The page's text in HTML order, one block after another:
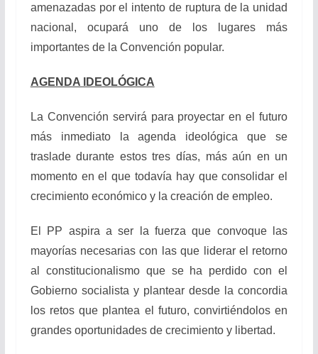
amenazadas por el intento de ruptura de la unidad
nacional, ocupará uno de los lugares más
importantes de la Convención popular.
AGENDA IDEOLÓGICA
La Convención servirá para proyectar en el futuro
más inmediato la agenda ideológica que se
traslade durante estos tres días, más aún en un
momento en el que todavía hay que consolidar el
crecimiento económico y la creación de empleo.
El PP aspira a ser la fuerza que convoque las
mayorías necesarias con las que liderar el retorno
al constitucionalismo que se ha perdido con el
Gobierno socialista y plantear desde la concordia
los retos que plantea el futuro, convirtiéndolos en
grandes oportunidades de crecimiento y libertad.